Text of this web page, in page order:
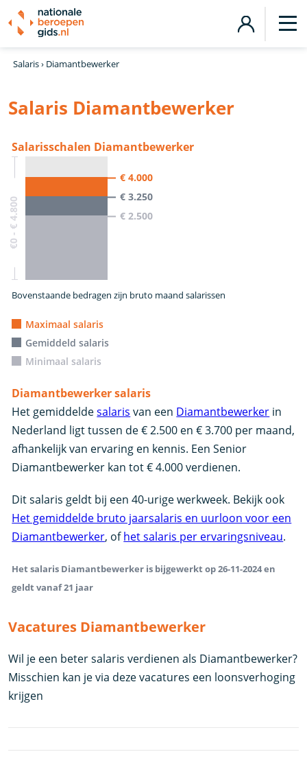
Salaris› Diamantbewerker
Salaris Diamantbewerker
Salarisschalen Diamantbewerker
€0 - € 4.800
€ 4.000
€ 3.250
€ 2.500
Bovenstaande bedragen zijn bruto maand salarissen
Maximaal salaris
Gemiddeld salaris
Minimaal salaris
Diamantbewerker salaris
Het gemiddeldesalaris van een Diamantbewerker in
Nederland ligt tussen de € 2.500 en € 3.700 per maand,
afhankelijk van ervaring en kennis. Een Senior
Diamantbewerker kan tot € 4.000 verdienen.
Dit salaris geldt bij een 40-urige werkweek. Bekijk ook
Het gemiddelde bruto jaarsalaris en uurloon voor een
Diamantbewerker, ofhet salaris per ervaringsniveau.
Het salaris Diamantbewerker is bijgewerkt op 26-11-2024 en
geldt vanaf 21 jaar
Vacatures Diamantbewerker
Wil je een beter salaris verdienen als Diamantbewerker?
Misschien kan je via deze vacatures een loonsverhoging
krijgen